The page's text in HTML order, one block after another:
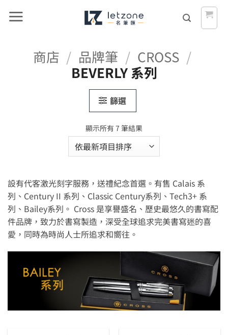
商店 / 品牌筆 / CROSS /
BEVERLY 系列
篩選
顯示所有 7 筆結果
最
排
序
設有代客激光刻字服務，送禮紀念首選。有售 Calais 系
列、Century II 系列、Classic Century系列、Tech3+ 系
列、Bailey系列。 Cross 是享譽盛名、歷史最悠久的書寫配
件品牌，致力於書寫製造，深受全球追求完美書寫迷的喜
愛，同時為時尚人士所追求和嚮往。